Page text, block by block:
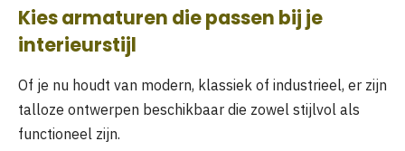
Kies armaturen die passen bij je
interieurstijl
Of je nu houdt van modern, klassiek of industrieel, er zijn
talloze ontwerpen beschikbaar die zowel stijlvol als
functioneel zijn.